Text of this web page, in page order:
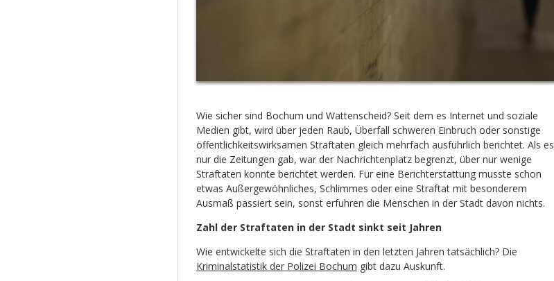
Wie sicher sind Bochum und Wattenscheid? Seit dem es Internet und soziale
Medien gibt, wird über jeden Raub, Überfall schweren Einbruch oder sonstige
öffentlichkeitswirksamen Straftaten gleich mehrfach ausführlich berichtet. Als es
nur die Zeitungen gab, war der Nachrichtenplatz begrenzt, über nur wenige
Straftaten konnte berichtet werden. Für eine Berichterstattung musste schon
etwas Außergewöhnliches, Schlimmes oder eine Straftat mit besonderem
Ausmaß passiert sein, sonst erfuhren die Menschen in der Stadt davon nichts.
Zahl der Straftaten in der Stadt sinkt seit Jahren
Wie entwickelte sich die Straftaten in den letzten Jahren tatsächlich? Die
Kriminalstatistik der Polizei Bochum gibt dazu Auskunft.